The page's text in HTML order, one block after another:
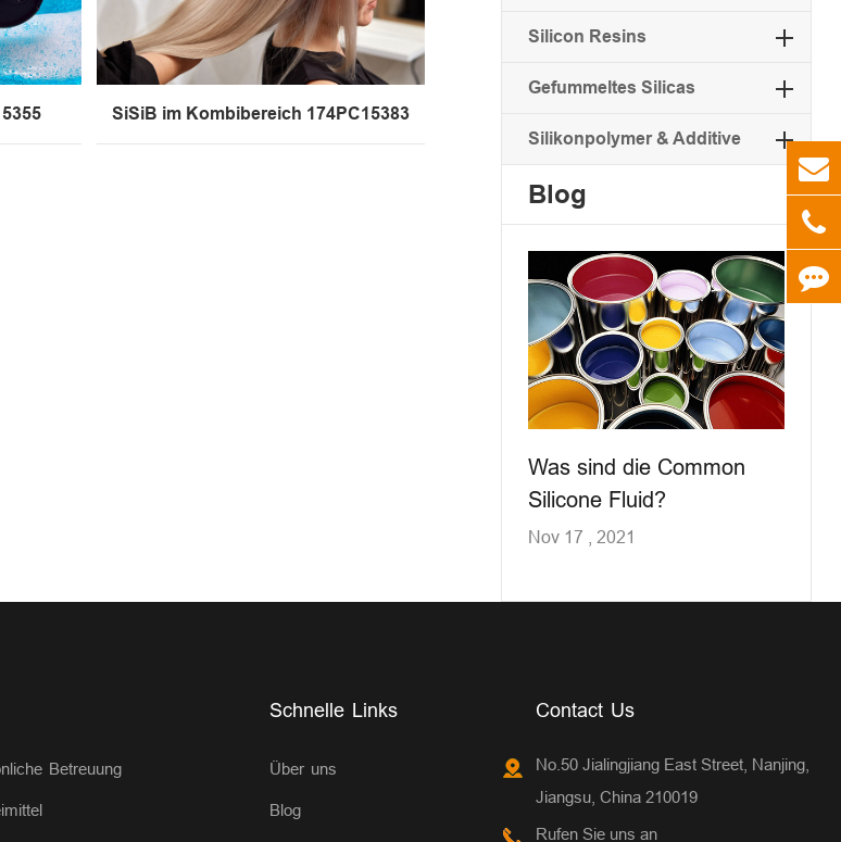
SiSiB im Kombibereich 174PC15383
Silicon Resins
Gefummeltes Silicas
Silikonpolymer & Additive
Blog
Was sind die Common
Silicone Fluid?
Nov 17 , 2021
Betreuung
Schnelle Links
Über uns
Blog
Contact Us
No.50 Jialingjiang East Street, Nanjing,
Jiangsu, China 210019
Rufen Sie uns an